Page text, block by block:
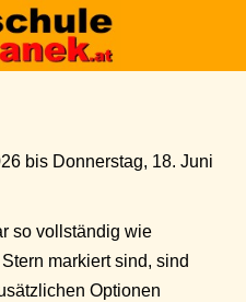
bis Donnerstag, 18. Juni
so vollständig wie
markiert sind, sind
Optionen